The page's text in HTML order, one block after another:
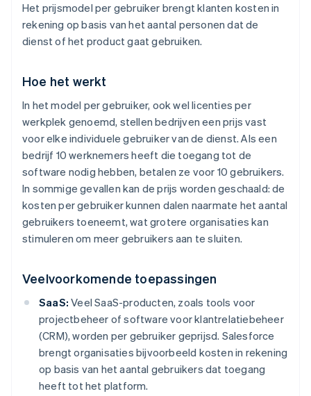
Het prijsmodel per gebruiker brengt klanten kosten in
rekening op basis van het aantal personen dat de
dienst of het product gaat gebruiken.
Hoe het werkt
In het model per gebruiker, ook wel licenties per
werkplek genoemd, stellen bedrijven een prijs vast
voor elke individuele gebruiker van de dienst. Als een
bedrijf 10 werknemers heeft die toegang tot de
software nodig hebben, betalen ze voor 10 gebruikers.
In sommige gevallen kan de prijs worden geschaald: de
kosten per gebruiker kunnen dalen naarmate het aantal
gebruikers toeneemt, wat grotere organisaties kan
stimuleren om meer gebruikers aan te sluiten.
Veelvoorkomende toepassingen
SaaS: Veel SaaS-producten, zoals tools voor
projectbeheer of software voor klantrelatiebeheer
(CRM), worden per gebruiker geprijsd. Salesforce
brengt organisaties bijvoorbeeld kosten in rekening
op basis van het aantal gebruikers dat toegang
heeft tot het platform.